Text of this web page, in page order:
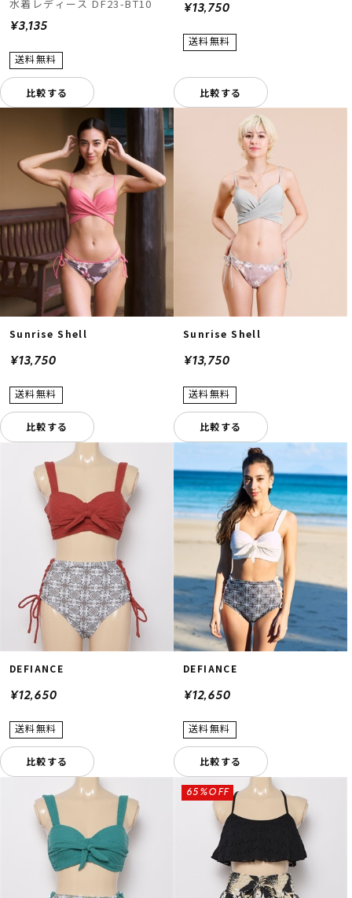
水着レディース DF23-BT10
¥3,135
比較する
¥13,750
比較する
Sunrise Shell
¥13,750
比較する
Sunrise Shell
¥13,750
比較する
DEFIANCE
¥12,650
比較する
DEFIANCE
¥12,650
比較する
65%OFF